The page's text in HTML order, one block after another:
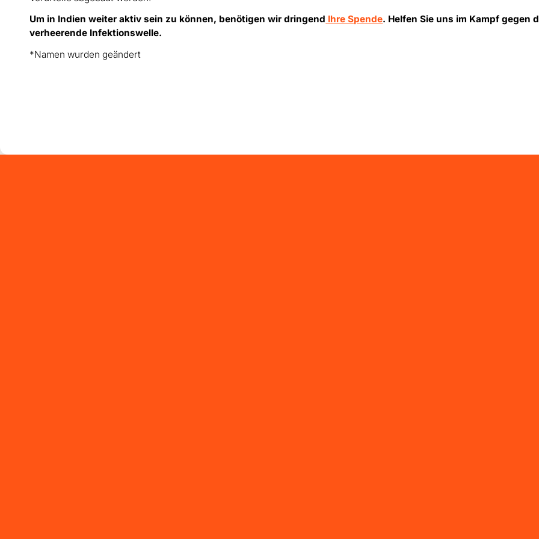
Um in Indien weiter aktiv sein zu können, benötigen wir dringend Ihre Spende. Helfen Sie uns im Kampf gegen
verheerende Infektionswelle.
*Namen wurden geändert